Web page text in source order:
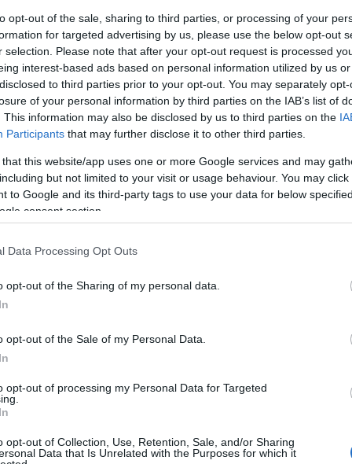
opt-out of the sale, sharing to third parties, or processing of your
for targeted advertising by us, please use the below opt-out
selection. Please note that after your opt-out request is processed
interest-based ads based on personal information utilized by us
to third parties prior to your opt-out. You may separately
of your personal information by third parties on the IAB’s list of
This information may also be disclosed by us to third parties on the
Participants that may further disclose it to other third parties.
that this website/app uses one or more Google services and may
but not limited to your visit or usage behaviour. You may
to Google and its third-party tags to use your data for below
consent section.
Data Processing Opt Outs
opt-out of the Sharing of my personal data.
opt-out of the Sale of my Personal Data.
opt-out of processing my Personal Data for Targeted
opt-out of Collection, Use, Retention, Sale, and/or Sharing
Data that Is Unrelated with the Purposes for which it
adataink illetéktelen kezekbe kerülése pedig hatalmas
ügyelnünk kell ezen adataink védelmére.
is védik (amely utóbbi reformja jelenleg is zajlik), emellett mi
hogy mások ne élhessenek vissza személyes adatainkkal.
mire érdemes odafigyelni a netezésnél – a lista természetesen
hasznos információforrásokat találtok, ahol még több tippet
kapcsolatban.
kezeljük a bankszámlánkat, fizetjük a rezsit, rendelünk könyveket
ügyintézéshez, kutatunk online adatbázisokban, vagy épp
– ilyenkor mindig oda kell figyelnünk, nehogy a kényelem a
az interneten végzett ügyletekhez szükséges
jelszavakat, például a saját nevet vagy a lakóhelyet nagyon
kis és nagybetűk és írásjelek legalább 7 karakter hosszúságú
(Az ilyen módon generált megjegyezhetetlen jelszavak
kulcsként használt, számokat is tartalmazó mondat szavainak